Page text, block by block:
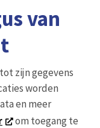
van
zijn gegevens
worden
en meer
om toegang te